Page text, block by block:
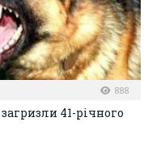
888
41-річного